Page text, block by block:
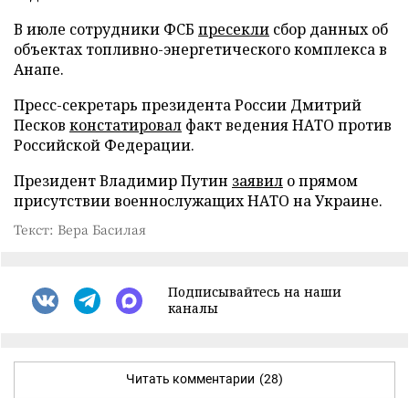
В июле сотрудники ФСБ пресекли сбор данных об
объектах топливно-энергетического комплекса в
Анапе.
Пресс-секретарь президента России Дмитрий
Песков констатировал факт ведения НАТО против
Российской Федерации.
Президент Владимир Путин заявил о прямом
присутствии военнослужащих НАТО на Украине.
Текст: Вера Басилая
Подписывайтесь на наши
каналы
Читать комментарии (28)